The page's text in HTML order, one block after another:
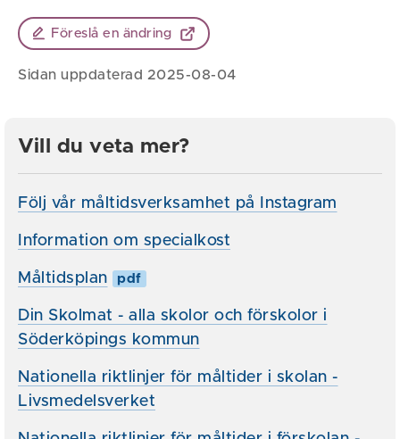
Föreslå en ändring
Sidan uppdaterad 2025-08-04
Vill du veta mer?
Följ vår måltidsverksamhet på Instagram
Information om specialkost
Måltidsplan pdf
Din Skolmat - alla skolor och förskolor i
Söderköpings kommun
Nationella riktlinjer för måltider i skolan -
Livsmedelsverket